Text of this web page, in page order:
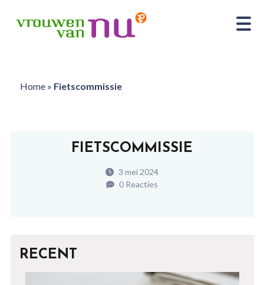
Home» Fietscommissie
FIETSCOMMISSIE
3 mei 2024
0 Reacties
RECENT